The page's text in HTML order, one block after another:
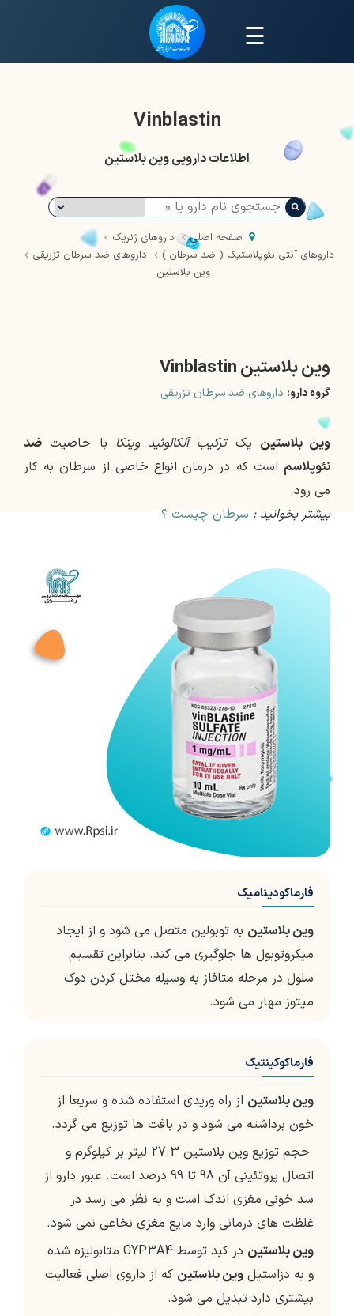
☰
Vinblastin
اطلاعات دارویی وین بلاستین
صفحه اصلی
داروهای ژنریک
داروهای آنتی نئوپلاستیک ( ضد سرطان )
داروهای ضد سرطان تزریقی
وین بلاستین
وین بلاستین Vinblastin
گروه دارو: داروهای ضد سرطان تزریقی
وین بلاستین یکترکیب آلکالوئید وینکا با خاصیت ضد
نئوپلاسم است که در درمان انواع خاصی از سرطان به کار
می رود.
بیشتر بخوانید : سرطان چیست ؟
فارماکودینامیک
وین بلاستین به توبولین متصل می شود و از ایجاد
میکروتوبول ها جلوگیری می کند. بنابراین تقسیم
سلول در مرحله متافاز به وسیله مختل کردن دوک
میتوز مهار می شود.
فارماکوکینتیک
وین بلاستین از راه وریدی استفاده شده و سریعا از
خون برداشته می شود و در بافت ها توزیع می گردد.
حجم توزیع وین بلاستین 27.3 لیتر بر کیلوگرم و
اتصال پروتئینی آن 98 تا 99 درصد است. عبور دارو از
سد خونی مغزی اندک است و به نظر می رسد در
غلظت های درمانی وارد مایع مغزی نخاعی نمی شود.
وین بلاستین
در کبد توسط CYP3A4 متابولیزه شده
و به دزاستیل وین بلاستین که از داروی اصلی فعالیت
بیشتری دارد تبدیل می شود.